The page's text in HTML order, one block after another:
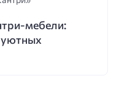
мебели:
уютных